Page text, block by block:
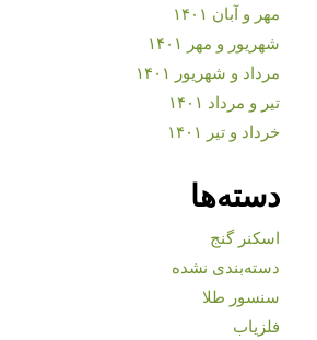
مهر و آبان ۱۴۰۱
شهریور و مهر ۱۴۰۱
مرداد و شهریور ۱۴۰۱
تیر و مرداد ۱۴۰۱
خرداد و تیر ۱۴۰۱
دسته‌ها
اسکنر گنج
دسته‌بندی نشده
سنسور طلا
فلزیاب